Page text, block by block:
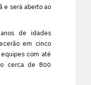
e será aberto ao
de idades
em cinco
com até
cerca de 800